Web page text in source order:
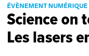
ÉVÈNEMENT NUMÉRIQUE
Science on
Les lasers